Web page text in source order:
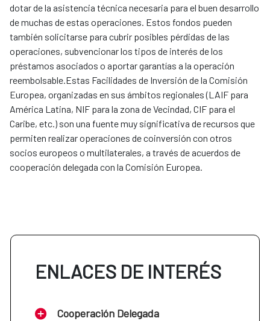
dotar de la asistencia técnica necesaria para el buen desarrollo
de muchas de estas operaciones. Estos fondos pueden
también solicitarse para cubrir posibles pérdidas de las
operaciones, subvencionar los tipos de interés de los
préstamos asociados o aportar garantías a la operación
reembolsable.Estas Facilidades de Inversión de la Comisión
Europea, organizadas en sus ámbitos regionales (LAIF para
América Latina, NIF para la zona de Vecindad, CIF para el
Caribe, etc.) son una fuente muy significativa de recursos que
permiten realizar operaciones de coinversión con otros
socios europeos o multilaterales, a través de acuerdos de
cooperación delegada con la Comisión Europea.
ENLACES DE INTERÉS
Cooperación Delegada